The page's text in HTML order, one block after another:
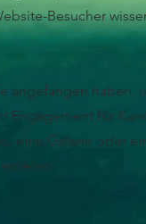
Besucher
angefangen haben,
Engagement für
eine Galerie oder